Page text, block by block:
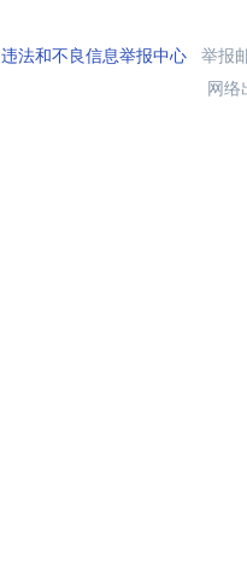
违法和不良信息举报中心举报
网